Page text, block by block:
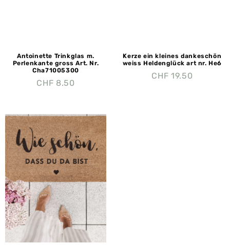
Antoinette Trinkglas m.
Perlenkante gross Art. Nr.
Cha71005300
CHF 8.50
Kerze ein kleines dankeschön
weiss Heldenglück art nr. He6
CHF 19.50